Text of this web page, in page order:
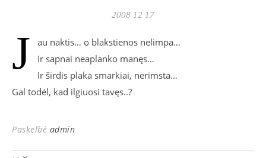
2008 12 17
J
au naktis… o blakstienos nelimpa…
Ir sapnai neaplanko manęs…
Ir širdis plaka smarkiai, nerimsta…
Gal todėl, kad ilgiuosi tavęs..?
Paskelbė admin